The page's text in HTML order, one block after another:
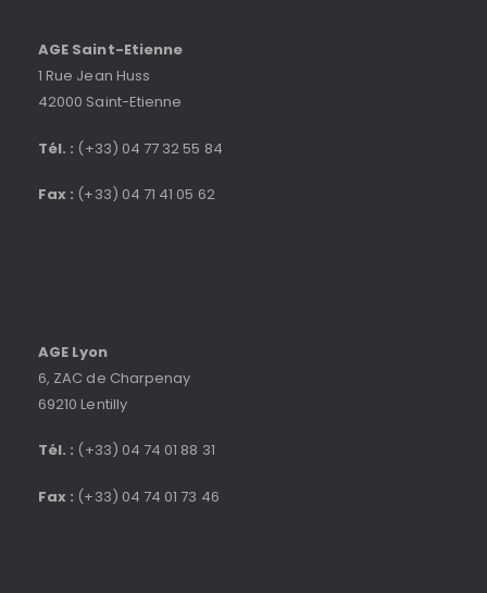
AGE Saint-Etienne
1 Rue Jean Huss
42000 Saint-Etienne
Tél. : (+33) 04 77 32 55 84
Fax : (+33) 04 71 41 05 62
AGE Lyon
6, ZAC de Charpenay
69210 Lentilly
Tél. : (+33) 04 74 01 88 31
Fax : (+33) 04 74 01 73 46